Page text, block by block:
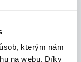
kterým nám
na webu. Díky